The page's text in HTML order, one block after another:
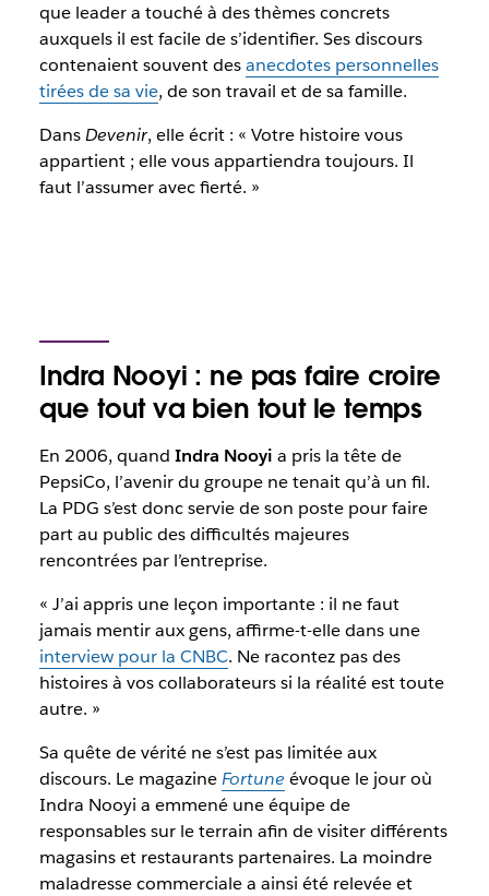
que leader a touché à des thèmes concrets
auxquels il est facile de s’identifier. Ses discours
contenaient souvent desanecdotes personnelles
tirées de sa vie, de son travail et de sa famille.
DansDevenir, elle écrit : « Votre histoire vous
appartient ; elle vous appartiendra toujours. Il
faut l’assumer avec fierté. »
Indra Nooyi : ne pas faire croire
que tout va bien tout le temps
En 2006, quand Indra Nooyi a pris la tête de
PepsiCo, l’avenir du groupe ne tenait qu’à un fil.
La PDG s’est donc servie de son poste pour faire
part au public des difficultés majeures
rencontrées par l’entreprise.
« J’ai appris une leçon importante : il ne faut
jamais mentir aux gens, affirme-t-elle dans une
interview pour la CNBC. Ne racontez pas des
histoires à vos collaborateurs si la réalité est toute
autre. »
Sa quête de vérité ne s’est pas limitée aux
discours. Le magazineFortune évoque le jour où
Indra Nooyi a emmené une équipe de
responsables sur le terrain afin de visiter différents
magasins et restaurants partenaires. La moindre
maladresse commerciale a ainsi été relevée et